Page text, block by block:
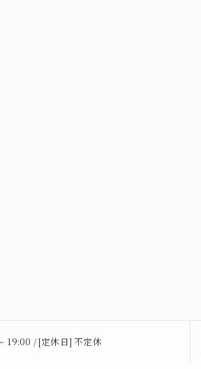
19:00 / [定休日] 不定休